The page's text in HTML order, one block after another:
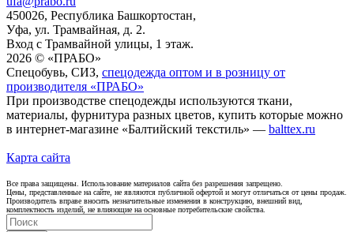
450026, Республика Башкортостан,
Уфа, ул. Трамвайная, д. 2.
Вход с Трамвайной улицы, 1 этаж.
2026 © «ПРАБО»
Спецобувь, СИЗ, спецодежда оптом и в розницу от
производителя «ПРАБО»
При производстве спецодежды используются ткани,
материалы, фурнитура разных цветов, купить которые можно
в интернет-магазине «Балтийский текстиль» — balttex.ru
Карта сайта
Все права защищены. Использование материалов сайта без разрешения запрещено.
Цены, представленные на сайте, не являются публичной офертой и могут отличаться от цены продаж.
Производитель вправе вносить незначительные изменения в конструкцию, внешний вид,
комплектность изделий, не влияющие на основные потребительские свойства.